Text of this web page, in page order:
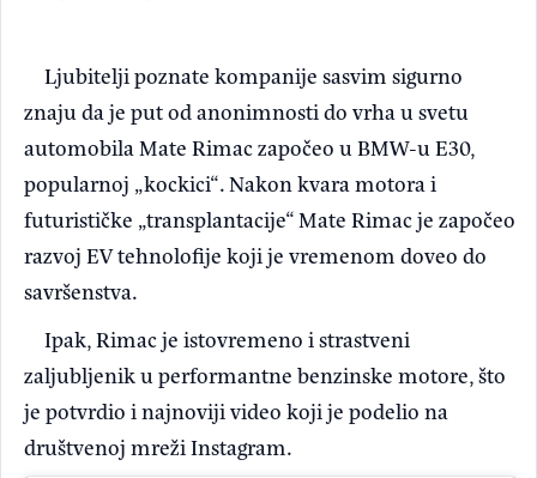
Ljubitelji poznate kompanije sasvim sigurno
znaju da je put od anonimnosti do vrha u svetu
automobila Mate Rimac započeo u BMW-u E30,
popularnoj „kockici“. Nakon kvara motora i
futurističke „transplantacije“ Mate Rimac je započeo
razvoj EV tehnolofije koji je vremenom doveo do
savršenstva.
Ipak, Rimac je istovremeno i strastveni
zaljubljenik u performantne benzinske motore, što
je potvrdio i najnoviji video koji je podelio na
društvenoj mreži Instagram.